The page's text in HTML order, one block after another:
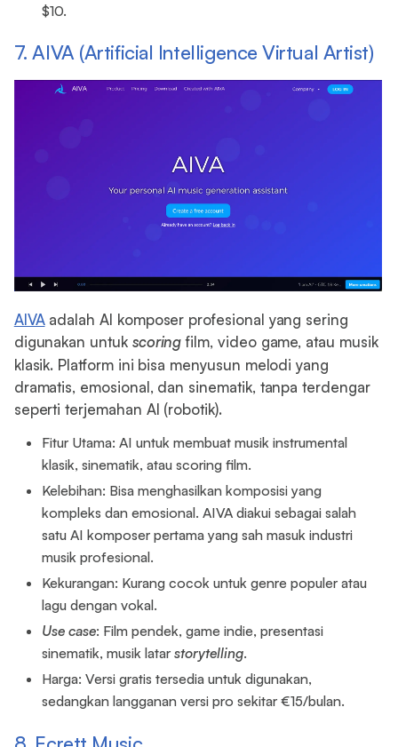
$10.
7. AIVA (Artificial Intelligence Virtual Artist)
AIVAadalah AI komposer profesional yang sering
digunakan untuk scoringfilm, video game, atau musik
klasik. Platform ini bisa menyusun melodi yang
dramatis, emosional, dan sinematik, tanpa terdengar
seperti terjemahan AI (robotik).
Fitur Utama: AI untuk membuat musik instrumental
klasik, sinematik, atau scoring film.
Kelebihan: Bisa menghasilkan komposisi yang
kompleks dan emosional. AIVA diakui sebagai salah
satu AI komposer pertama yang sah masuk industri
musik profesional.
Kekurangan: Kurang cocok untuk genre populer atau
lagu dengan vokal.
Use case: Film pendek, game indie, presentasi
sinematik, musik latarstorytelling.
Harga: Versi gratis tersedia untuk digunakan,
sedangkan langganan versi pro sekitar €15/bulan.